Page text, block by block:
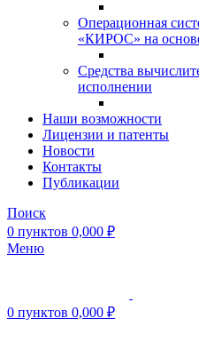
Операционная
«КИРОС» на
Средства
исполнении
Наши возможности
Лицензии и патенты
Новости
Контакты
Публикации
Поиск
0 пунктов 0,000 ₽
Меню
0 пунктов 0,000 ₽